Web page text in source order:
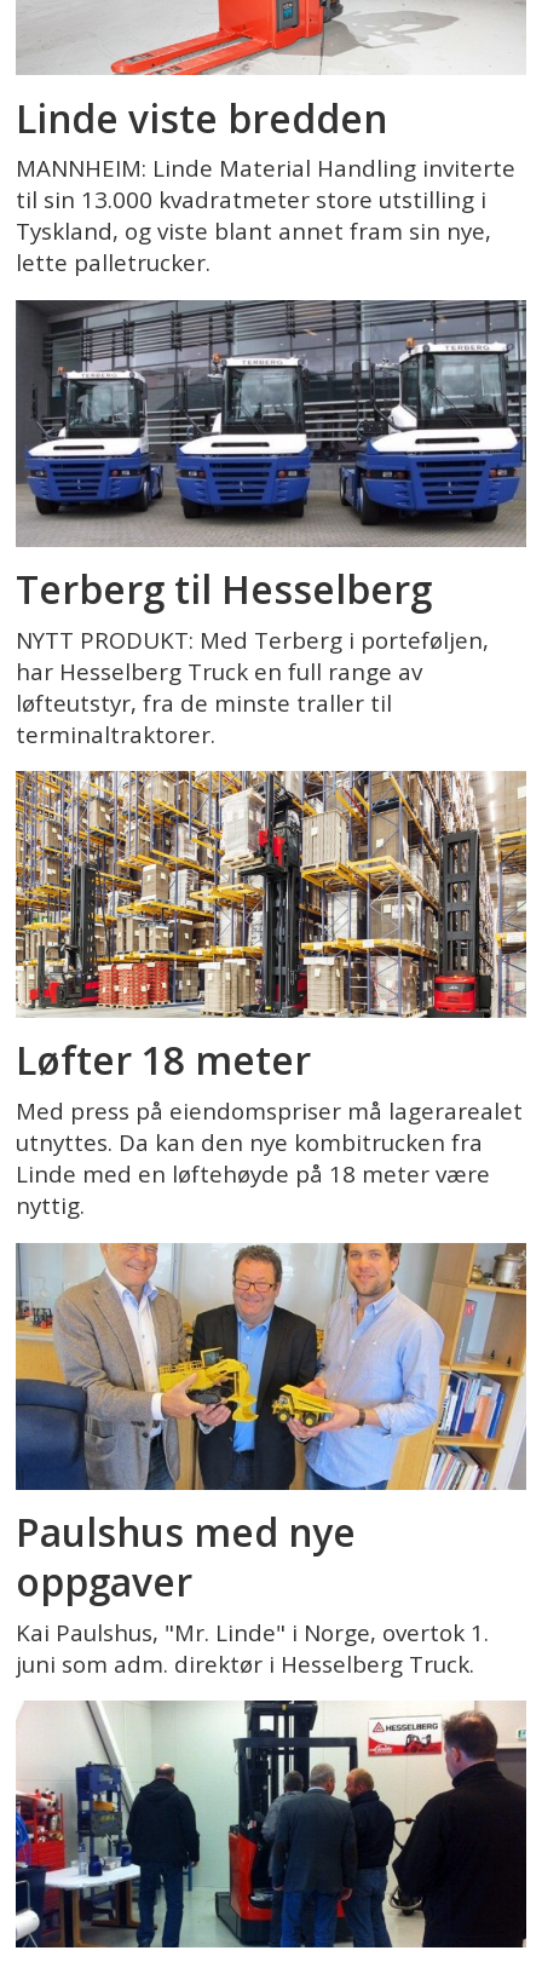
Linde viste bredden
MANNHEIM: Linde Material Handling inviterte
til sin 13.000 kvadratmeter store utstilling i
Tyskland, og viste blant annet fram sin nye,
lette palletrucker.
Terberg til Hesselberg
NYTT PRODUKT: Med Terberg i porteføljen,
har Hesselberg Truck en full range av
løfteutstyr, fra de minste traller til
terminaltraktorer.
Løfter 18 meter
Med press på eiendomspriser må lagerarealet
utnyttes. Da kan den nye kombitrucken fra
Linde med en løftehøyde på 18 meter være
nyttig.
Paulshus med nye
oppgaver
Kai Paulshus, "Mr. Linde" i Norge, overtok 1.
juni som adm. direktør i Hesselberg Truck.